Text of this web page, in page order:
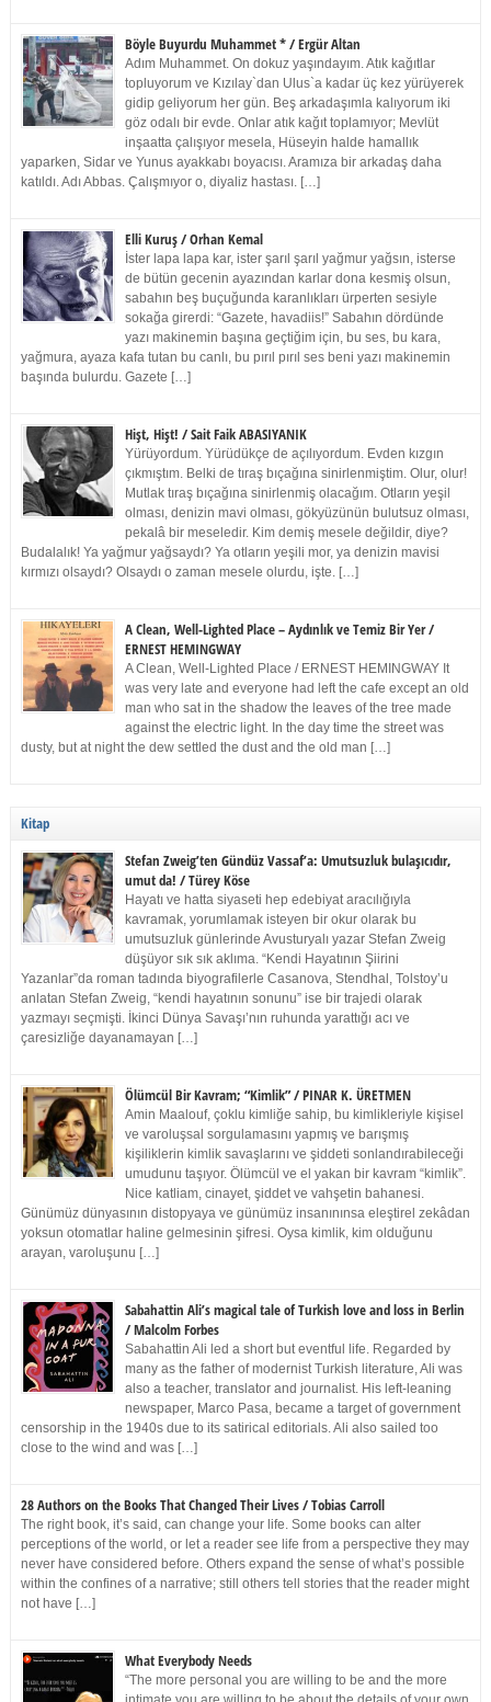
Böyle Buyurdu Muhammet * / Ergür Altan
Adım Muhammet. On dokuz yaşındayım. Atık kağıtlar
topluyorum ve Kızılay`dan Ulus`a kadar üç kez yürüyerek
gidip geliyorum her gün. Beş arkadaşımla kalıyorum iki
göz odalı bir evde. Onlar atık kağıt toplamıyor; Mevlüt
inşaatta çalışıyor mesela, Hüseyin halde hamallık
yaparken, Sidar ve Yunus ayakkabı boyacısı. Aramıza bir arkadaş daha
katıldı. Adı Abbas. Çalışmıyor o, diyaliz hastası. […]
Elli Kuruş / Orhan Kemal
İster lapa lapa kar, ister şarıl şarıl yağmur yağsın, isterse
de bütün gecenin ayazından karlar dona kesmiş olsun,
sabahın beş buçuğunda karanlıkları ürperten sesiyle
sokağa girerdi: “Gazete, havadiis!” Sabahın dördünde
yazı makinemin başına geçtiğim için, bu ses, bu kara,
yağmura, ayaza kafa tutan bu canlı, bu pırıl pırıl ses beni yazı makinemin
başında bulurdu. Gazete […]
Hişt, Hişt! / Sait Faik ABASIYANIK
Yürüyordum. Yürüdükçe de açılıyordum. Evden kızgın
çıkmıştım. Belki de tıraş bıçağına sinirlenmiştim. Olur, olur!
Mutlak tıraş bıçağına sinirlenmiş olacağım. Otların yeşil
olması, denizin mavi olması, gökyüzünün bulutsuz olması,
pekalâ bir meseledir. Kim demiş mesele değildir, diye?
Budalalık! Ya yağmur yağsaydı? Ya otların yeşili mor, ya denizin mavisi
kırmızı olsaydı? Olsaydı o zaman mesele olurdu, işte. […]
A Clean, Well-Lighted Place – Aydınlık ve Temiz Bir Yer /
ERNEST HEMINGWAY
A Clean, Well-Lighted Place / ERNEST HEMINGWAY It
was very late and everyone had left the cafe except an old
man who sat in the shadow the leaves of the tree made
against the electric light. In the day time the street was
dusty, but at night the dew settled the dust and the old man […]
Kitap
Stefan Zweig’ten Gündüz Vassaf’a: Umutsuzluk bulaşıcıdır,
umut da! / Türey Köse
Hayatı ve hatta siyaseti hep edebiyat aracılığıyla
kavramak, yorumlamak isteyen bir okur olarak bu
umutsuzluk günlerinde Avusturyalı yazar Stefan Zweig
düşüyor sık sık aklıma. “Kendi Hayatının Şiirini
Yazanlar”da roman tadında biyografilerle Casanova, Stendhal, Tolstoy’u
anlatan Stefan Zweig, “kendi hayatının sonunu” ise bir trajedi olarak
yazmayı seçmişti. İkinci Dünya Savaşı’nın ruhunda yarattığı acı ve
çaresizliğe dayanamayan […]
Ölümcül Bir Kavram; “Kimlik” / PINAR K. ÜRETMEN
Amin Maalouf, çoklu kimliğe sahip, bu kimlikleriyle kişisel
ve varoluşsal sorgulamasını yapmış ve barışmış
kişiliklerin kimlik savaşlarını ve şiddeti sonlandırabileceği
umudunu taşıyor. Ölümcül ve el yakan bir kavram “kimlik”.
Nice katliam, cinayet, şiddet ve vahşetin bahanesi.
Günümüz dünyasının distopyaya ve günümüz insanınınsa eleştirel zekâdan
yoksun otomatlar haline gelmesinin şifresi. Oysa kimlik, kim olduğunu
arayan, varoluşunu […]
Sabahattin Ali’s magical tale of Turkish love and loss in Berlin
/ Malcolm Forbes
Sabahattin Ali led a short but eventful life. Regarded by
many as the father of modernist Turkish literature, Ali was
also a teacher, translator and journalist. His left-leaning
newspaper, Marco Pasa, became a target of government
censorship in the 1940s due to its satirical editorials. Ali also sailed too
close to the wind and was […]
28 Authors on the Books That Changed Their Lives / Tobias Carroll
The right book, it’s said, can change your life. Some books can alter
perceptions of the world, or let a reader see life from a perspective they may
never have considered before. Others expand the sense of what’s possible
within the confines of a narrative; still others tell stories that the reader might
not have […]
What Everybody Needs
“The more personal you are willing to be and the more